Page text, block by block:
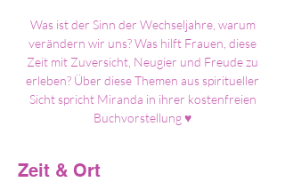
Was ist der Sinn der Wechseljahre, warum
verändern wir uns? Was hilft Frauen, diese
Zeit mit Zuversicht, Neugier und Freude zu
erleben? Über diese Themen aus spiritueller
Sicht spricht Miranda in ihrer kostenfreien
Buchvorstellung ♥
Zeit & Ort